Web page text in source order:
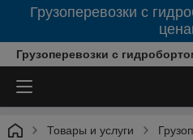
Грузоперевозки с
Грузоперевозки с
Товары и услуги